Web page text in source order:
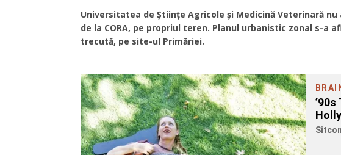
Universitatea de Științe Agricole și Medicină Veterinară
de la CORA, pe propriul teren. Planul urbanistic zonal s-a
trecută, pe site-ul Primăriei.